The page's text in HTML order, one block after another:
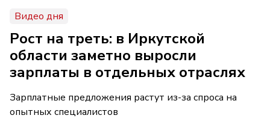
Видео дня
Рост на треть: в Иркутской
области заметно выросли
зарплаты в отдельных отраслях
Зарплатные предложения растут из-за спроса на
опытных специалистов